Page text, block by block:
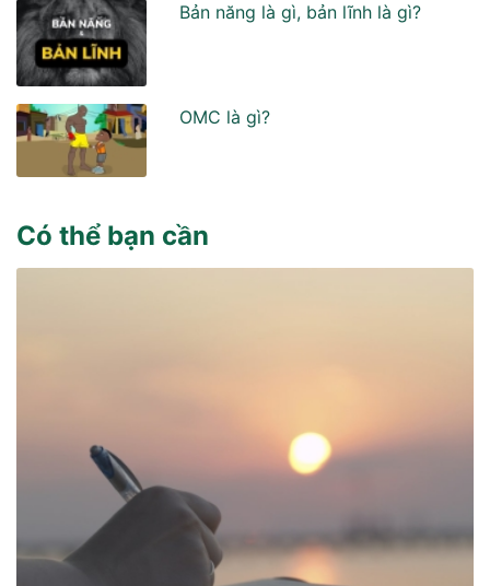
Bản năng là gì, bản lĩnh là gì?
OMC là gì?
Có thể bạn cần